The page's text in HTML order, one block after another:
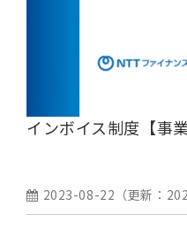
インボイス制度【事
2023-08-22 （更新：